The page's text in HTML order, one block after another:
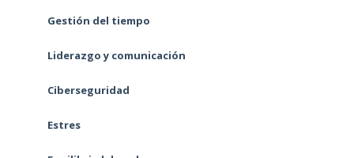
Gestión del tiempo
Liderazgo y comunicación
Ciberseguridad
Estres